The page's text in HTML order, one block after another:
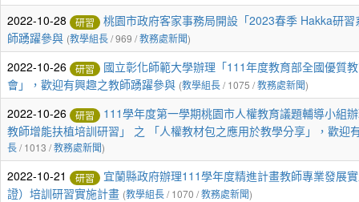
2022-10-28 研習
桃園市政府客家事務局開設「2023春季 Hakka研
師踴躍參與 (教學組長/ 969 /教務處新聞)
2022-10-26 研習
國立彰化師範大學辦理「111年度教育部全國優質
會」，歡迎有興趣之教師踴躍參與 (教學組長/ 1075 /教務處新聞)
2022-10-26 研習
111學年度第一學期桃園市人權教育議題輔導小組
教師增能扶植培訓研習」 之 「人權教材包之應用於教學分享」，歡迎
長/ 1013 /教務處新聞)
2022-10-21 研習
宜蘭縣政府辦理111學年度精進計畫教師專業發展
證）培訓研習實施計畫 (教學組長/ 1070 /教務處新聞)